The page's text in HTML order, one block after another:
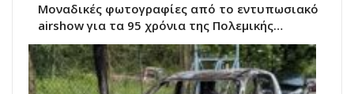
Μοναδικές φωτογραφίες από το εντυπωσιακό
airshow για τα 95 χρόνια της Πολεμικής…